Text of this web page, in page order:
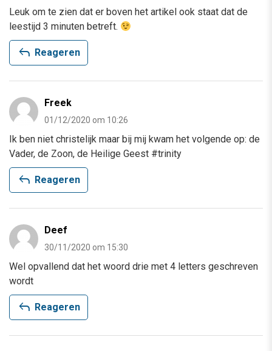
Leuk om te zien dat er boven het artikel ook staat dat de
leestijd 3 minuten betreft.
reply Reageren
Freek
01/12/2020 om 10:26
Ik ben niet christelijk maar bij mij kwam het volgende op: de
Vader, de Zoon, de Heilige Geest #trinity
reply Reageren
Deef
30/11/2020 om 15:30
Wel opvallend dat het woord drie met 4 letters geschreven
wordt
reply Reageren